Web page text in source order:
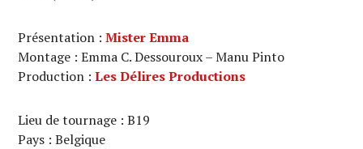
Présentation :Mister Emma
Montage : Emma C. Dessouroux – Manu Pinto
Production :Les Délires Productions
Lieu de tournage : B19
Pays : Belgique